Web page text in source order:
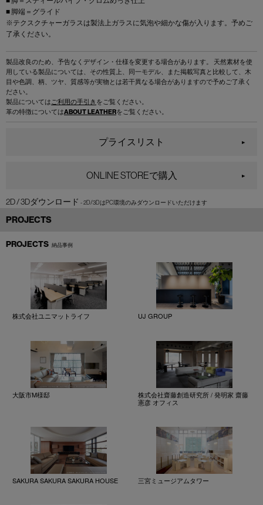
■ 脚端＝グライド
※テクスクチャーガラスは製法上ガラスに気泡や細かな傷が入ります。予めご
了承ください。
製品改良のため、予告なくデザイン・仕様を変更する場合があります。 天然素材を使
用している製品については、その性質上、同一モデル、また掲載写真と比較して、木
目や色調、柄、ツヤ、質感等が実物とは若干異なる場合がありますので予めご了承く
ださい。
製品については ご利用の手引き をご覧ください。
革の特徴についてはABOUT LEATHERをご覧ください。
プライスリスト
ONLINE STOREで購入
2D / 3Dダウンロード
PROJECTS
PROJECTS 納品事例
株式会社ユニマットライフ UJ GROUP
大阪市M様邸
株式会社齋藤創造研究所 / 発明家 齋藤
憲彦 オフィス
SAKURA SAKURA SAKURA HOUSE 三宮ミュージアムタワー